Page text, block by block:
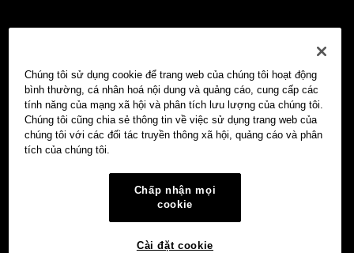
Chúng tôi sử dụng cookie để trang web của chúng tôi hoạt động
bình thường, cá nhân hoá nội dung và quảng cáo, cung cấp các
tính năng của mạng xã hội và phân tích lưu lượng của chúng tôi.
Chúng tôi cũng chia sẻ thông tin về việc sử dụng trang web của
chúng tôi với các đối tác truyền thông xã hội, quảng cáo và phân
tích của chúng tôi.
Chấp nhận mọi
cookie
Cài đặt cookie